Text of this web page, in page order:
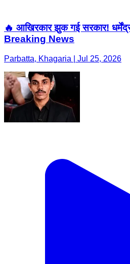
🔥 आखिरकार झुक गई सरकार! धर्मेंद्र
Breaking News
Parbatta, Khagaria | Jul 25, 2026